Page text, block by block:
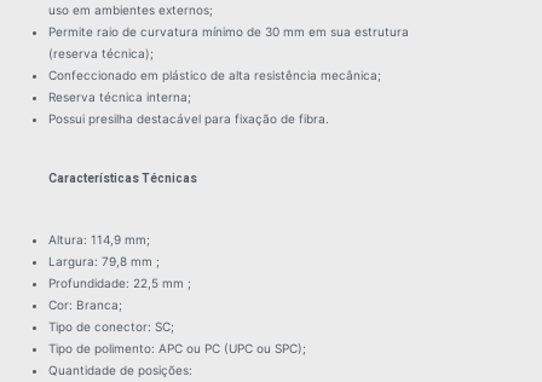
uso em ambientes externos;
Permite raio de curvatura mínimo de 30 mm em sua estrutura
(reserva técnica);
Confeccionado em plástico de alta resistência mecânica;
Reserva técnica interna;
Possui presilha destacável para fixação de fibra.
Características Técnicas
Altura: 114,9 mm;
Largura: 79,8 mm ;
Profundidade: 22,5 mm ;
Cor: Branca;
Tipo de conector: SC;
Tipo de polimento: APC ou PC (UPC ou SPC);
Quantidade de posições: